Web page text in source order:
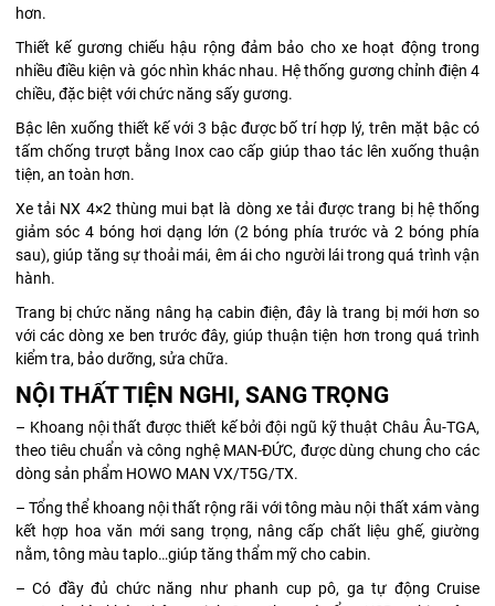
hơn.
Thiết kế gương chiếu hậu rộng đảm bảo cho xe hoạt động trong
nhiều điều kiện và góc nhìn khác nhau. Hệ thống gương chỉnh điện 4
chiều, đặc biệt với chức năng sấy gương.
Bậc lên xuống thiết kế với 3 bậc được bố trí hợp lý, trên mặt bậc có
tấm chống trượt bằng Inox cao cấp giúp thao tác lên xuống thuận
tiện, an toàn hơn.
Xe tải NX 4×2 thùng mui bạt là dòng xe tải được trang bị hệ thống
giảm sóc 4 bóng hơi dạng lớn (2 bóng phía trước và 2 bóng phía
sau), giúp tăng sự thoải mái, êm ái cho người lái trong quá trình vận
hành.
Trang bị chức năng nâng hạ cabin điện, đây là trang bị mới hơn so
với các dòng xe ben trước đây, giúp thuận tiện hơn trong quá trình
kiểm tra, bảo dưỡng, sửa chữa.
NỘI THẤT TIỆN NGHI, SANG TRỌNG
– Khoang nội thất được thiết kế bởi đội ngũ kỹ thuật Châu Âu-TGA,
theo tiêu chuẩn và công nghệ MAN-ĐỨC, được dùng chung cho các
dòng sản phẩm HOWO MAN VX/T5G/TX.
– Tổng thể khoang nội thất rộng rãi với tông màu nội thất xám vàng
kết hợp hoa văn mới sang trọng, nâng cấp chất liệu ghế, giường
nằm, tông màu taplo…giúp tăng thẩm mỹ cho cabin.
– Có đầy đủ chức năng như phanh cup pô, ga tự động Cruise